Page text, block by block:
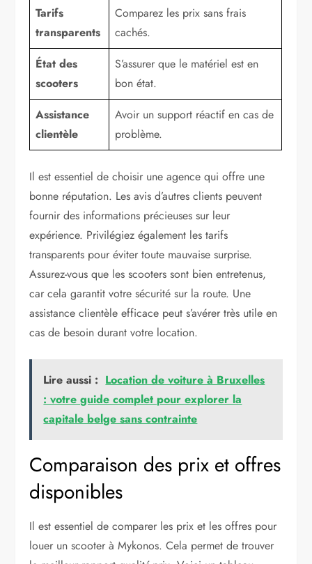
Tarifs
transparents
Comparez les prix sans frais
cachés.
État des
scooters
S’assurer que le matériel est en
bon état.
Assistance
clientèle
Avoir un support réactif en cas de
problème.
Il est essentiel de choisir une agence qui offre une
bonne réputation. Les avis d’autres clients peuvent
fournir des informations précieuses sur leur
expérience. Privilégiez également les tarifs
transparents pour éviter toute mauvaise surprise.
Assurez-vous que les scooters sont bien entretenus,
car cela garantit votre sécurité sur la route. Une
assistance clientèle efficace peut s’avérer très utile en
cas de besoin durant votre location.
Lire aussi : Location de voiture à Bruxelles
: votre guide complet pour explorer la
capitale belge sans contrainte
Comparaison des prix et offres
disponibles
Il est essentiel de comparer les prix et les offres pour
louer un scooter à Mykonos. Cela permet de trouver